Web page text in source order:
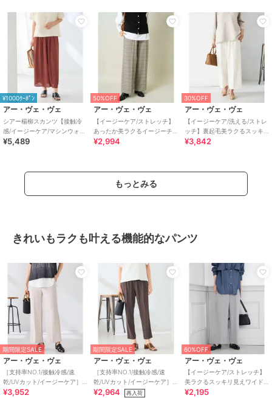
¥1000ｸｰﾎﾟﾝ
アー・ヴェ・ヴェ
シアー楊柳スカンツ【接触冷
感/イージーケア/マシンウォッ
シャブル】
¥5,489
50%OFF
アー・ヴェ・ヴェ
【イージーケア/ストレッチ】
あったか美ラクるイージーチ
ェックワイドパンツ
¥2,994
30%OFF
アー・ヴェ・ヴェ
【イージーケア/洗える/ストレ
ッチ】裏起毛美ラクるスッキ
リ見えワイドパンツ
¥3,842
もっとみる
きれいもラクも叶える機能的なパンツ
期間限定SALE
アー・ヴェ・ヴェ
［支持率NO.1/接触冷感/速
乾/UVカット/イージーケア］
スッキリ見えストレートパン
¥3,952
期間限定SALE
アー・ヴェ・ヴェ
［支持率NO.1/接触冷感/速
乾/UVカット/イージーケア］
イージーテーパードパンツ
¥2,964 再入荷
60%OFF
アー・ヴェ・ヴェ
【イージーケア/ストレッチ】
美ラクるスッキリ見えワイド
パンツ
¥2,195